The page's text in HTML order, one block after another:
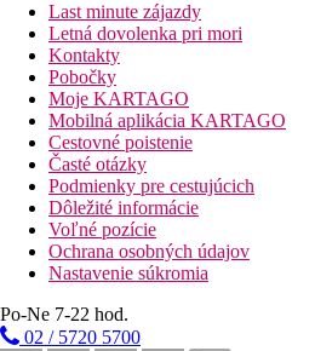
Deti
Detský bazén
Wellness
Za poplatok:rôzne druhy masáží,
Internet
Zadarmo:Wifi v celom hoteli.
Web
www.parkbeach.com.cy
Oficiálna kategória
3 hviezdičky
Last minute zájazdy
Letná dovolenka pri mori
Kontakty
Pobočky
Moje KARTAGO
Mobilná aplikácia KARTAGO
Cestovné poistenie
Časté otázky
Podmienky pre cestujúcich
Dôležité informácie
Voľné pozície
Ochrana osobných údajov
Nastavenie súkromia
Po-Ne 7-22 hod.
02 / 5720 5700